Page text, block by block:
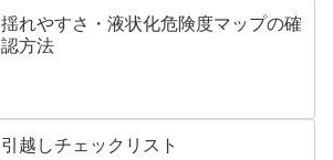
揺れやすさ・液状化危険度マップの確
認方法
引越しチェックリスト